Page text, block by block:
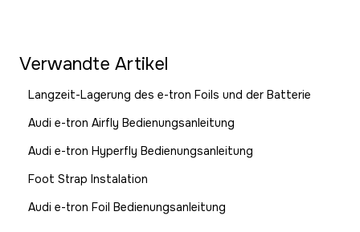
Verwandte Artikel
Langzeit-Lagerung des e-tron Foils und der Batterie
Audi e-tron Airfly Bedienungsanleitung
Audi e-tron Hyperfly Bedienungsanleitung
Foot Strap Instalation
Audi e-tron Foil Bedienungsanleitung